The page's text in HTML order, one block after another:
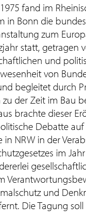
fand im
in Bonn die
zum
statt, getragen
und
von
begleitet durch
zu der Zeit im Bau
brachte dieser
Debatte
NRW in der
im
und
Die Tagung